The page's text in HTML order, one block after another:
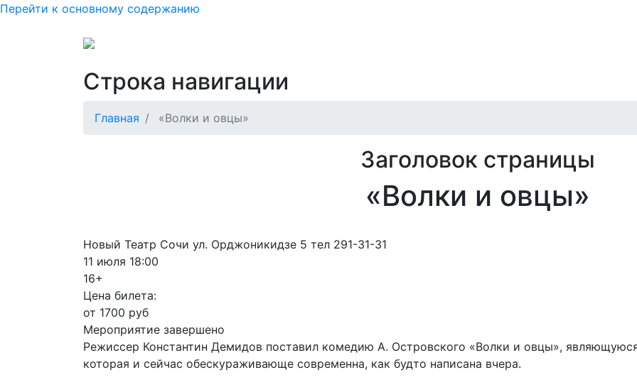
Перейти к основному содержанию
Строка навигации
Главная «Волки и овцы»
Заголовок страницы
«Волки и овцы»
Новый Театр Сочи ул. Орджоникидзе 5 тел 291-31-31
11 июля 18:00
16+
Цена билета:
от 1700 руб
Мероприятие завершено
Режиссер Константин Демидов поставил комедию А. Островского «Волки и овцы»,
которая и сейчас обескураживающе современна, как будто написана вчера.